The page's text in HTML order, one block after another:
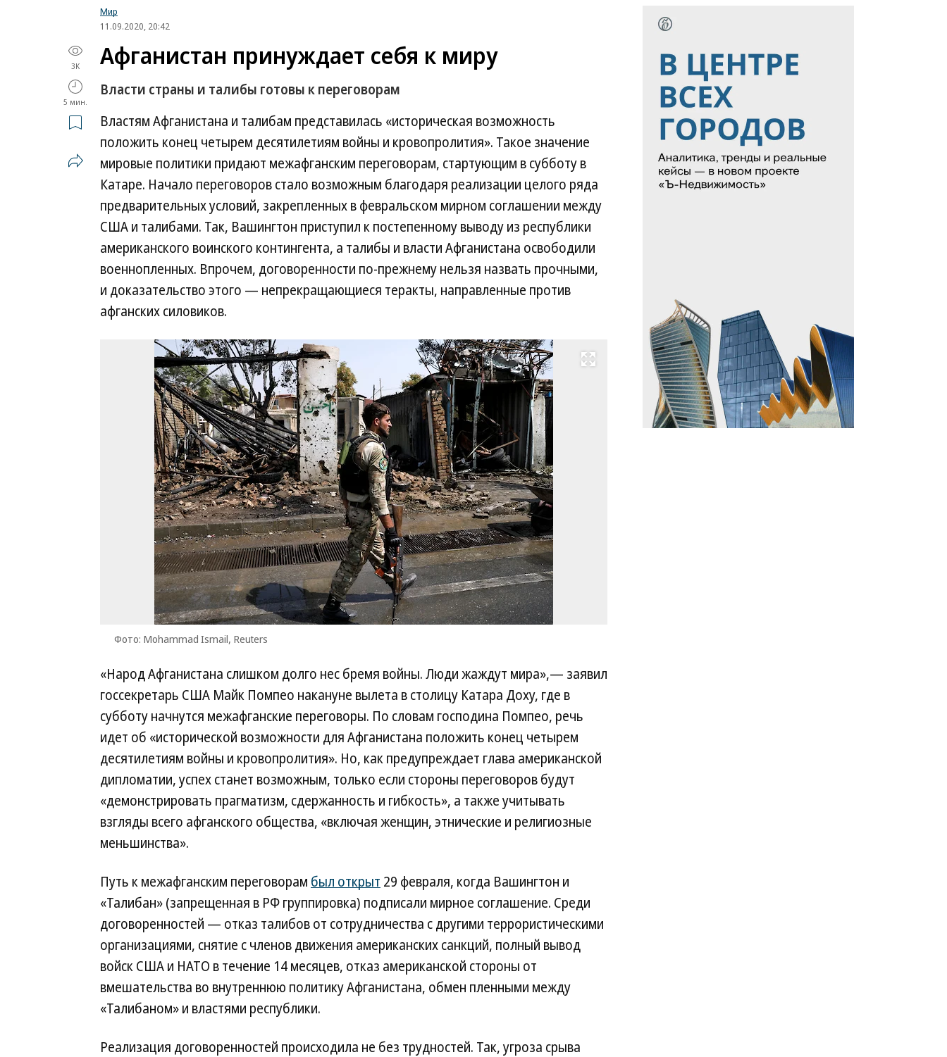
Мир
11.09.2020, 20:42
3K
5 мин.
Афганистан принуждает себя к миру
Власти страны и талибы готовы к переговорам
Властям Афганистана и талибам представилась «историческая возможность
положить конец четырем десятилетиям войны и кровопролития». Такое значение
мировые политики придают межафганским переговорам, стартующим в субботу в
Катаре. Начало переговоров стало возможным благодаря реализации целого ряда
предварительных условий, закрепленных в февральском мирном соглашении между
США и талибами. Так, Вашингтон приступил к постепенному выводу из республики
американского воинского контингента, а талибы и власти Афганистана освободили
военнопленных. Впрочем, договоренности по-прежнему нельзя назвать прочными,
и доказательство этого — непрекращающиеся теракты, направленные против
афганских силовиков.
Развернуть на весь экран
Фото: Mohammad Ismail, Reuters
Mohammad
«Народ Афганистана слишком долго нес бремя войны. Люди жаждут мира»,— заявил
госсекретарь США Майк Помпео накануне вылета в столицу Катара Доху, где в
субботу начнутся межафганские переговоры. По словам господина Помпео, речь
идет об «исторической возможности для Афганистана положить конец четырем
десятилетиям войны и кровопролития». Но, как предупреждает глава американской
дипломатии, успех станет возможным, только если стороны переговоров будут
«демонстрировать прагматизм, сдержанность и гибкость», а также учитывать
взгляды всего афганского общества, «включая женщин, этнические и религиозные
меньшинства».
Путь к межафганским переговорам был открыт 29 февраля, когда Вашингтон и
«Талибан» (запрещенная в РФ группировка) подписали мирное соглашение. Среди
договоренностей — отказ талибов от сотрудничества с другими террористическими
организациями, снятие с членов движения американских санкций, полный вывод
войск США и НАТО в течение 14 месяцев, отказ американской стороны от
вмешательства во внутреннюю политику Афганистана, обмен пленными между
«Талибаном» и властями республики.
Реализация договоренностей происходила не без трудностей. Так, угроза срыва